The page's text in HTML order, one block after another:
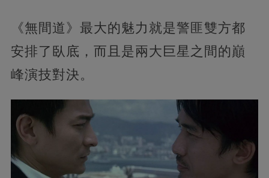
《無間道》最大的魅力就是警匪雙方都
安排了臥底，而且是兩大巨星之間的巔
峰演技對決。